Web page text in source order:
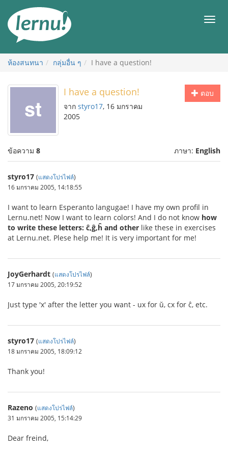
สารบัญ
เมนู
ห้องสนทนา กลุ่มอื่น ๆ I have a question!
ตอบ
I have a question!
จาก styro17, 16 มกราคม
2005
ข้อความ 8 ภาษา: English
styro17 (แสดงโปรไฟล์)
16 มกราคม 2005, 14:18:55
I want to learn Esperanto langugae! I have my own profil in
Lernu.net! Now I want to learn colors! And I do not know how
to write these letters: ĉ,ĝ,ĥ and other like these in exercises
at Lernu.net. Plese help me! It is very important for me!
JoyGerhardt (แสดงโปรไฟล์)
17 มกราคม 2005, 20:19:52
Just type 'x' after the letter you want - ux for ŭ, cx for ĉ, etc.
styro17 (แสดงโปรไฟล์)
18 มกราคม 2005, 18:09:12
Thank you!
Razeno (แสดงโปรไฟล์)
31 มกราคม 2005, 15:14:29
Dear freind,